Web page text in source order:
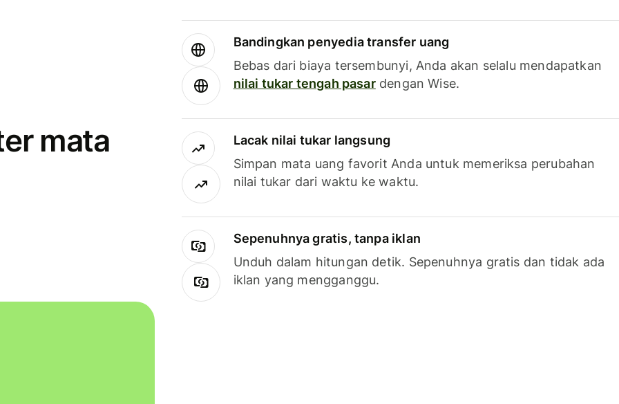
mata
Bandingkan penyedia transfer uang
Bebas dari biaya tersembunyi, Anda akan selalu mendapatkan
nilai tukar tengah pasardengan Wise.
Lacak nilai tukar langsung
Simpan mata uang favorit Anda untuk memeriksa perubahan
nilai tukar dari waktu ke waktu.
Sepenuhnya gratis, tanpa iklan
Unduh dalam hitungan detik. Sepenuhnya gratis dan tidak ada
iklan yang mengganggu.